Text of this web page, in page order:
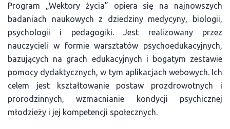
Program „Wektory życia” opiera się na najnowszych
badaniach naukowych z dziedziny medycyny, biologii,
psychologii i pedagogiki. Jest realizowany przez
nauczycieli w formie warsztatów psychoedukacyjnych,
bazujących na grach edukacyjnych i bogatym zestawie
pomocy dydaktycznych, w tym aplikacjach webowych. Ich
celem jest kształtowanie postaw prozdrowotnych i
prorodzinnych, wzmacnianie kondycji psychicznej
młodzieży i jej kompetencji społecznych.